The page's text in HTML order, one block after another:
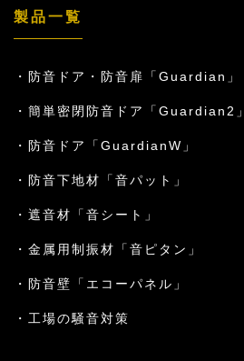
製品一覧
防音ドア・防音扉「Guardian」
簡単密閉防音ドア「Guardian2」
防音ドア「GuardianW」
防音下地材「音パット」
遮音材「音シート」
金属用制振材「音ピタン」
防音壁「エコーパネル」
工場の騒音対策